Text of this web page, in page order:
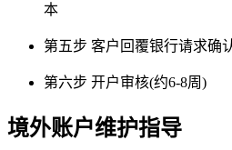
本
第五步 客户回覆银行请求确
第六步 开户审核(约6-8周)
境外账户维护指导